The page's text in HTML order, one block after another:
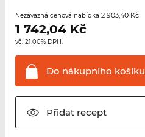
Nezávazná cenová nabídka 2 903,40 Kč
1 742,04Kč
vč. 21.00% DPH.
Do nákupního košíku
Přidatrecept